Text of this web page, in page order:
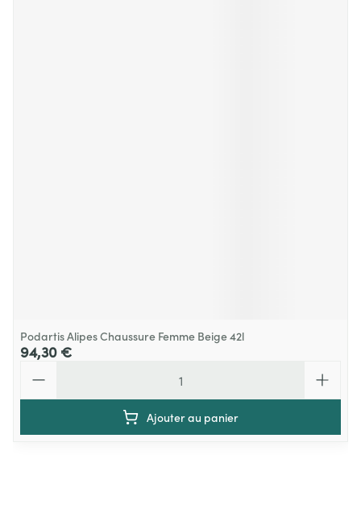
Podartis Alipes Chaussure Femme Beige 42l
94,30 €
Ajouter au panier